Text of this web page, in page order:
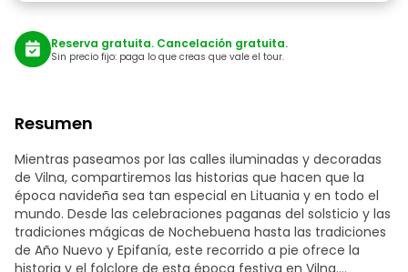
Reserva gratuita. Cancelación gratuita.
Sin precio fijo: paga lo que creas que vale el tour.
Resumen
Mientras paseamos por las calles iluminadas y decoradas
de Vilna, compartiremos las historias que hacen que la
época navideña sea tan especial en Lituania y en todo el
mundo. Desde las celebraciones paganas del solsticio y las
tradiciones mágicas de Nochebuena hasta las tradiciones
de Año Nuevo y Epifanía, este recorrido a pie ofrece la
historia y el folclore de esta época festiva en Vilna.